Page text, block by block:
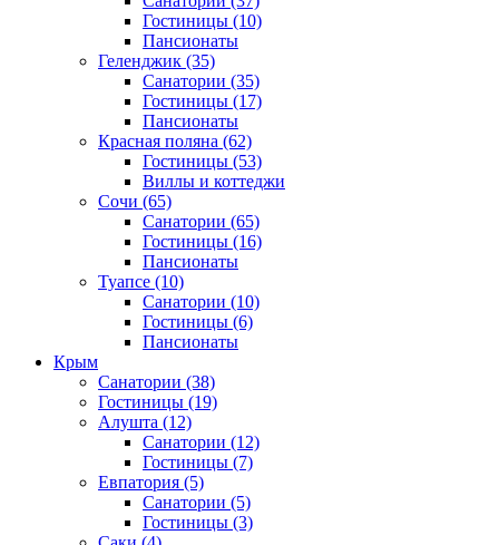
Гостиницы (10)
Пансионаты
Геленджик (35)
Санатории (35)
Гостиницы (17)
Пансионаты
Красная поляна (62)
Гостиницы (53)
Виллы и коттеджи
Сочи (65)
Санатории (65)
Гостиницы (16)
Пансионаты
Туапсе (10)
Санатории (10)
Гостиницы (6)
Пансионаты
Крым
Санатории (38)
Гостиницы (19)
Алушта (12)
Санатории (12)
Гостиницы (7)
Евпатория (5)
Санатории (5)
Гостиницы (3)